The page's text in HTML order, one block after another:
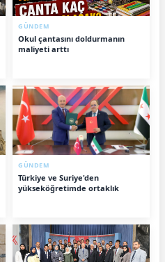
GÜNDEM
Okul çantasını doldurmanın
maliyeti arttı
GÜNDEM
Türkiye ve Suriye'den
yükseköğretimde ortaklık